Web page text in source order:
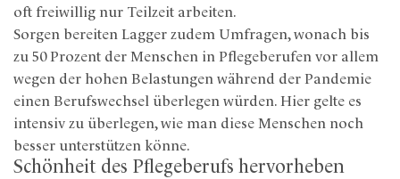
oft freiwillig nur Teilzeit arbeiten.
Sorgen bereiten Lagger zudem Umfragen, wonach bis
zu 50 Prozent der Menschen in Pflegeberufen vor allem
wegen der hohen Belastungen während der Pandemie
einen Berufswechsel überlegen würden. Hier gelte es
intensiv zu überlegen, wie man diese Menschen noch
besser unterstützen könne.
Schönheit des Pflegeberufs hervorheben